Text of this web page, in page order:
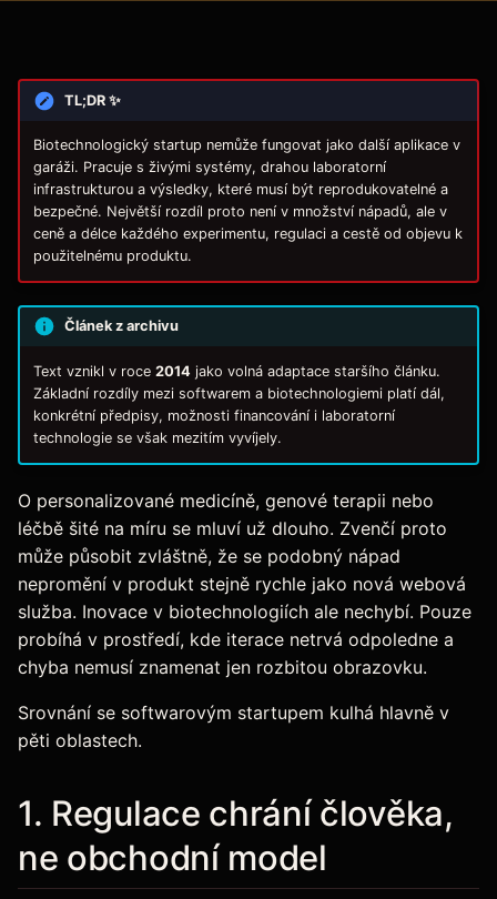
TL;DR ✨
Biotechnologický startup nemůže fungovat jako další aplikace v
garáži. Pracuje s živými systémy, drahou laboratorní
infrastrukturou a výsledky, které musí být reprodukovatelné a
bezpečné. Největší rozdíl proto není v množství nápadů, ale v
ceně a délce každého experimentu, regulaci a cestě od objevu k
použitelnému produktu.
Článek z archivu
Text vznikl v roce 2014jako volná adaptace staršího článku.
Základní rozdíly mezi softwarem a biotechnologiemi platí dál,
konkrétní předpisy, možnosti financování i laboratorní
technologie se však mezitím vyvíjely.
O personalizované medicíně, genové terapii nebo
léčbě šité na míru se mluví už dlouho. Zvenčí proto
může působit zvláštně, že se podobný nápad
nepromění v produkt stejně rychle jako nová webová
služba. Inovace v biotechnologiích ale nechybí. Pouze
probíhá v prostředí, kde iterace netrvá odpoledne a
chyba nemusí znamenat jen rozbitou obrazovku.
Srovnání se softwarovým startupem kulhá hlavně v
pěti oblastech.
1. Regulace chrání člověka,
ne obchodní model